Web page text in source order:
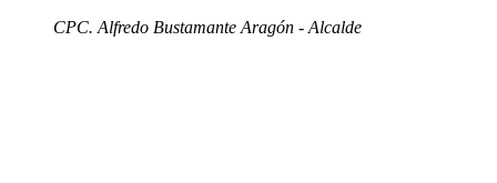
CPC. Alfredo Bustamante Aragón - Alcalde